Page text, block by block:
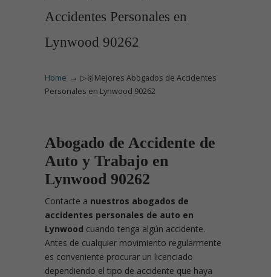
Accidentes Personales en
Lynwood 90262
Home → ▷🥇Mejores Abogados de Accidentes
Personales en Lynwood 90262
Abogado de Accidente de
Auto y Trabajo en
Lynwood 90262
Contacte a nuestros abogados de
accidentes personales de auto en
Lynwood cuando tenga algún accidente.
Antes de cualquier movimiento regularmente
es conveniente procurar un licenciado
dependiendo el tipo de accidente que haya